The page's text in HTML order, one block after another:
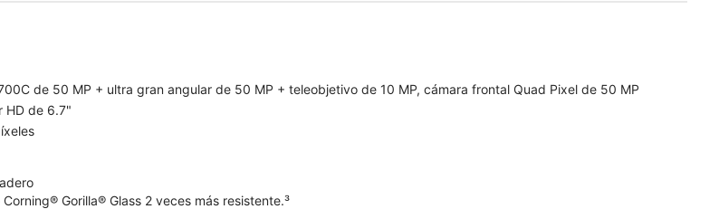
de 50 MP + ultra gran angular de 50 MP + teleobjetivo de 10 MP, cámara frontal Quad Pixel de 50 MP
HD de 6.7"
Gorilla® Glass 2 veces más resistente.³